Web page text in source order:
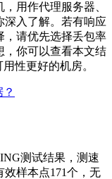
，用作代理服务器、
深入了解。若有响应
，请优先选择丢包率
，你可以查看本文结
性更好的机房。
测试结果，测速
效样本点171个，无